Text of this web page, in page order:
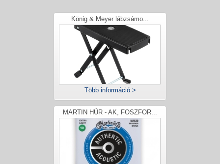
König & Meyer lábzsámo...
Több információ >
MARTIN HÚR - AK, FOSZFOR...